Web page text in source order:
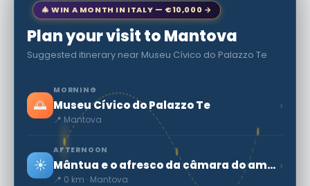
🎄 WIN A MONTH IN ITALY — €10,000 →
Plan your visit to Mantova
Suggested itinerary near Museu Cívico do Palazzo Te
🌅
MORNING
Museu Cívico do Palazzo Te
📍 Mantova
›
☀️
AFTERNOON
Mântua e o afresco da câmara do amor e da psique
📍 0 km · Mantova
›